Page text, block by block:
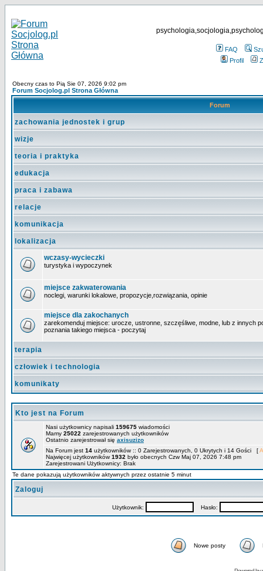
FAQ
Profil
Obecny czas to Pią Sie 07, 2026 9:02 pm
Forum Socjolog.pl Strona Główna
Forum
zachowania jednostek i grup
wizje
teoria i praktyka
edukacja
praca i zabawa
relacje
komunikacja
lokalizacja
wczasy-wycieczki
turystyka i wypoczynek
miejsce zakwaterowania
noclegi, warunki lokalowe, propozycje,rozwiązania, opinie
miejsce dla zakochanych
zarekomenduj miejsce: urocze, ustronne, szczęśliwe, modne, lub z innych
poznania takiego miejsca - poczytaj
terapia
człowiek i technologia
komunikaty
Kto jest na Forum
Nasi użytkownicy napisali 159675 wiadomości
Mamy 25022 zarejestrowanych użytkowników
Ostatnio zarejestrował się axisuzizo
Na Forum jest 14 użytkowników :: 0 Zarejestrowanych, 0 Ukrytych i 14 Gości [
Najwięcej użytkowników1932 było obecnych Czw Maj 07, 2026 7:48 pm
Zarejestrowani Użytkownicy: Brak
Te dane pokazują użytkowników aktywnych przez ostatnie 5 minut
Zaloguj
Użytkownik: Hasło:
Nowe posty